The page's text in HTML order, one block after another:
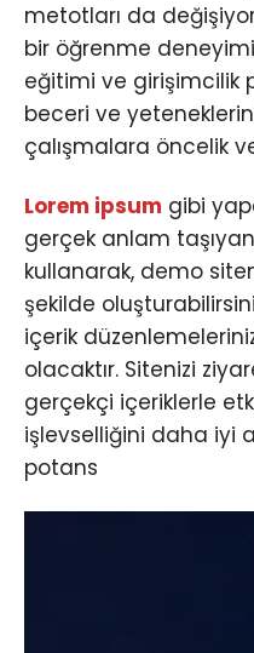
metotları da
bir öğrenme deneyimi
eğitimi ve girişimcilik
beceri ve
çalışmalara öncelik
Lorem ipsum gibi
gerçek anlam
kullanarak, demo
şekilde
içerik
olacaktır. Sitenizi
gerçekçi içeriklerle
işlevselliğini daha iyi
potans